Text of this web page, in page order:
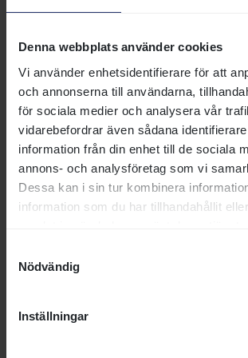
Denna webbplats använder cookies
Vi använder enhetsidentifierare för att
och annonserna till användarna,
för sociala medier och analysera vår
vidarebefordrar även sådana
information från din enhet till de sociala
annons- och analysföretag som vi
Dessa kan i sin tur kombinera
information som du har tillhandahållit
Nödvändig
Inställningar
260613-7 St ÅV 4500
260520-2 Bp ÅV 3500 st
260506-1 Bp ÅV 3450 hä
260506-2 Bp ÅV 3500 st
251026-2 Bp ÅV 4550 st
250927-1 Gg